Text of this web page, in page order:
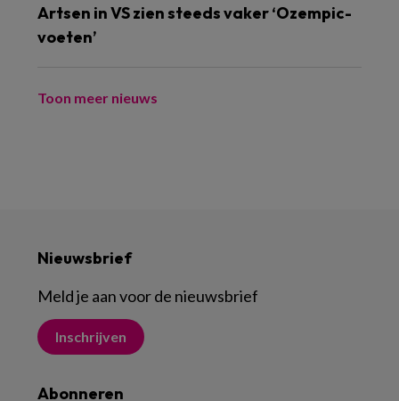
Artsen in VS zien steeds vaker ‘Ozempic-
voeten’
Toon meer nieuws
Nieuwsbrief
Meld je aan voor de nieuwsbrief
Inschrijven
Abonneren